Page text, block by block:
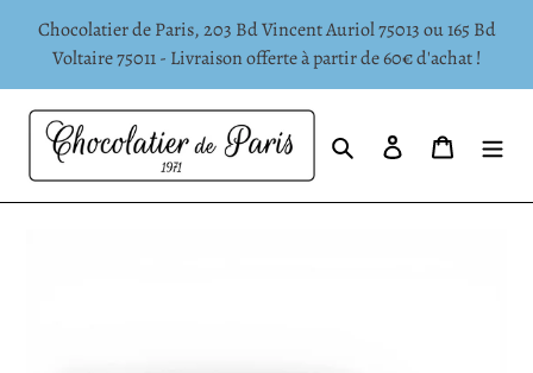
Passer
Chocolatier de Paris, 203 Bd Vincent Auriol 75013 ou 165 Bd
Voltaire 75011 - Livraison offerte à partir de 60€ d'achat !
RechercherSe connecter
Panier